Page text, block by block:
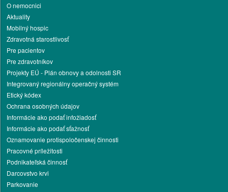
O nemocnici
Aktuality
Mobilný hospic
Zdravotná starostlivosť
Pre pacientov
Pre zdravotníkov
Projekty EÚ - Plán obnovy a odolnosti SR
Integrovaný regionálny operačný systém
Etický kódex
Ochrana osobných údajov
Informácie ako podať infožiadosť
Informácie ako podať sťažnosť
Oznamovanie protispoločenskej činnosti
Pracovné príležitosti
Podnikateľská činnosť
Darcovstvo krvi
Parkovanie